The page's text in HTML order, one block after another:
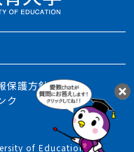
保護方針
ク
of Education.